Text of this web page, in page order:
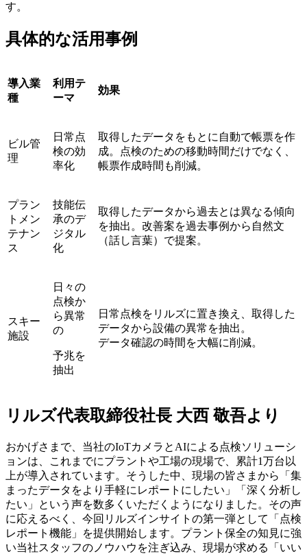
す。
具体的な活用事例
導入業
種
利用テ
ーマ
効果
ビル管
理
日常点
検の効
率化
取得したデータをもとに自動で帳票を作
成。点検のための移動時間だけでなく、
帳票作成時間も削減。
プラン
トメン
テナン
ス
技能伝
承のデ
ジタル
化
取得したデータから過去とは異なる傾向
を抽出。改善案を過去事例から自然文
（話し言葉）で提案。
スキー
施設
日々の
点検か
ら異常
の
予兆を
抽出
日常点検をリルズに置き換え、取得した
データから設備の異常を抽出。
データ確認の時間を大幅に削減。
リルズ代表取締役社長 大西 敬吾より
おかげさまで、当社のIoTカメラとAIによる点検ソリューシ
ョンは、これまでにプラントや工場の現場で、累計1万台以
上が導入されています。そうした中、現場の皆さまから「集
まったデータをより手軽にレポートにしたい」「深く分析し
たい」という声を数多くいただくようになりました。その声
に応えるべく、今回リルズインサイトの第一弾として「点検
レポート機能」を提供開始します。プラント保全の知見に強
い当社スタッフのノウハウを注ぎ込み、現場が求める「いい